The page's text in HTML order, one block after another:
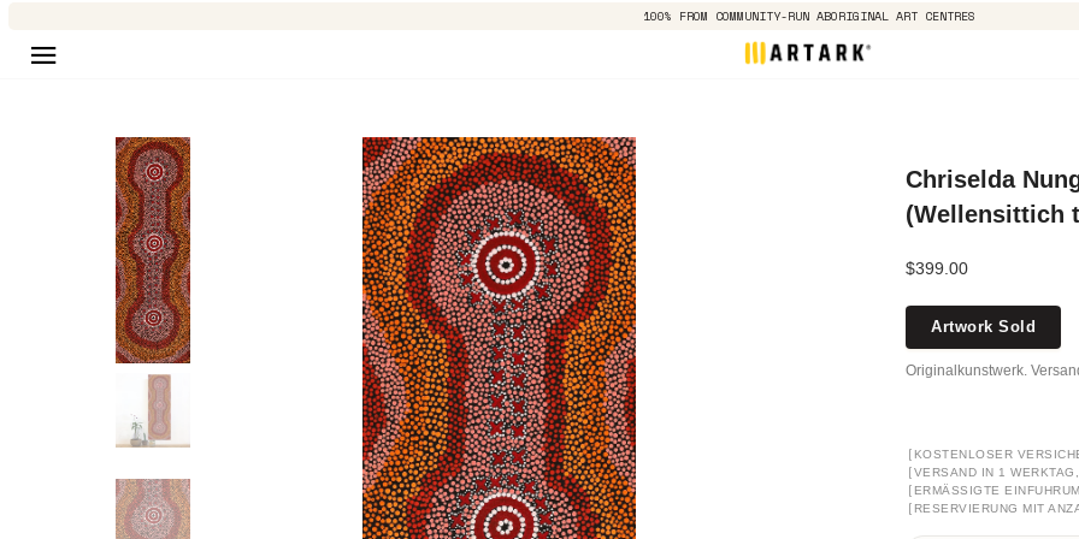
100% FROM COMMUNITY-RUN ABORIGINAL ART CENTRES
Chriselda
(Wellensittich
$399.00
Artwork Sold
Originalkunstwerk.
[ KOSTENLOSER
[VERSAND IN 1
[ ERMÄSSIGTE
[ RESERVIERUNG MIT